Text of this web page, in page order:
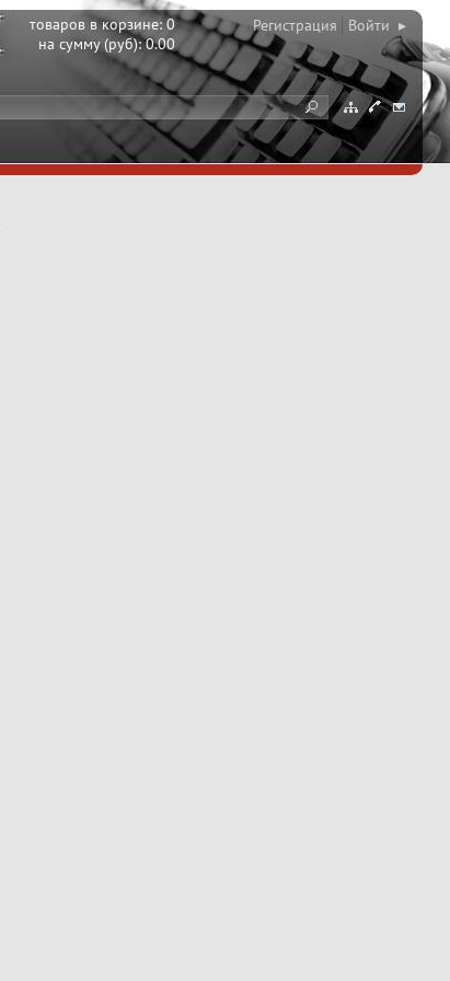
товаров в корзине:0
на сумму (руб):0.00
Регистрация Войти ▸